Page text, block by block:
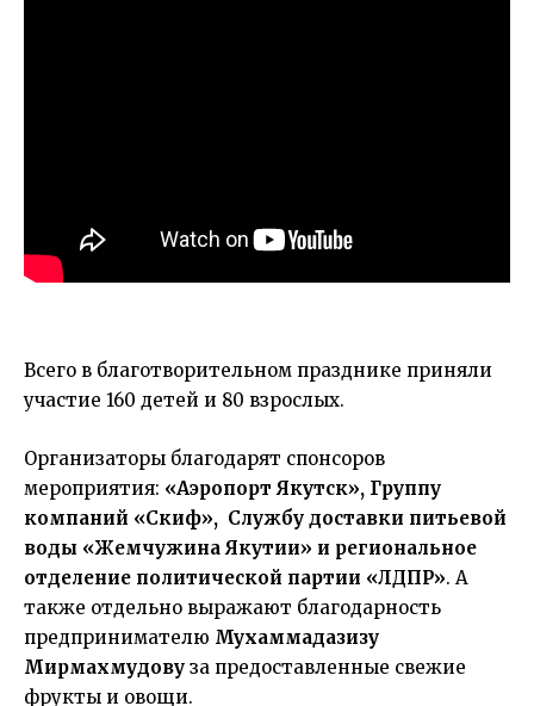
Всего в благотворительном празднике приняли
участие 160 детей и 80 взрослых.
Организаторы благодарят спонсоров
мероприятия: «Аэропорт Якутск», Группу
компаний «Скиф», Службу доставки питьевой
воды «Жемчужина Якутии» и региональное
отделение политической партии «ЛДПР». А
также отдельно выражают благодарность
предпринимателю Мухаммадазизу
Мирмахмудову за предоставленные свежие
фрукты и овощи.